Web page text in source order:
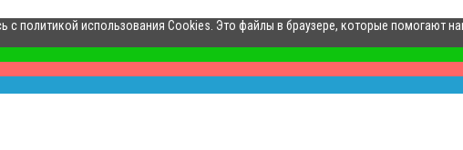
с политикой использования Cookies. Это файлы в браузере, которые помогают